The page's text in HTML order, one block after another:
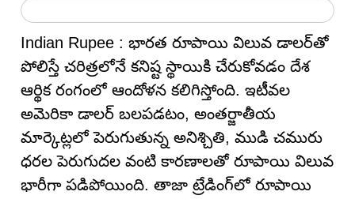
Indian Rupee : భారత రూపాయి విలువ డాలర్‌తో
పోలిస్తే చరిత్రలోనే కనిష్ట స్థాయికి చేరుకోవడం దేశ
ఆర్థిక రంగంలో ఆందోళన కలిగిస్తోంది. ఇటీవల
అమెరికా డాలర్ బలపడటం, అంతర్జాతీయ
మార్కెట్లలో పెరుగుతున్న అనిశ్చితి, ముడి చమురు
ధరల పెరుగుదల వంటి కారణాలతో రూపాయి విలువ
భారీగా పడిపోయింది. తాజా ట్రేడింగ్‌లో రూపాయి